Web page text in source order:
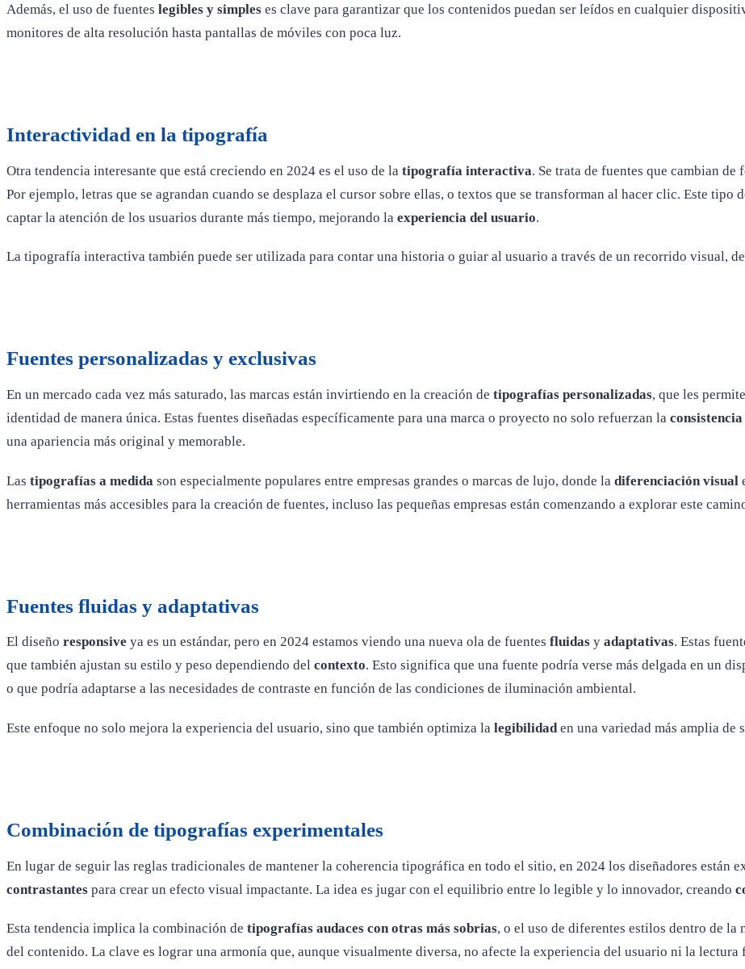
Además, el uso de fuentes legibles y simples es clave para garantizar que los contenidos puedan ser leídos en cualquier
monitores de alta resolución hasta pantallas de móviles con poca luz.
Interactividad en la tipografía
Otra tendencia interesante que está creciendo en 2024 es el uso de la tipografía interactiva. Se trata de fuentes que cambian
Por ejemplo, letras que se agrandan cuando se desplaza el cursor sobre ellas, o textos que se transforman al hacer clic. Este tipo
captar la atención de los usuarios durante más tiempo, mejorando la experiencia del usuario.
La tipografía interactiva también puede ser utilizada para contar una historia o guiar al usuario a través de un recorrido visual,
Fuentes personalizadas y exclusivas
En un mercado cada vez más saturado, las marcas están invirtiendo en la creación de tipografías personalizadas, que les
identidad de manera única. Estas fuentes diseñadas específicamente para una marca o proyecto no solo refuerzan la
una apariencia más original y memorable.
Las tipografías a medida son especialmente populares entre empresas grandes o marcas de lujo, donde la diferenciación visual
herramientas más accesibles para la creación de fuentes, incluso las pequeñas empresas están comenzando a explorar este
Fuentes fluidas y adaptativas
El diseño responsive ya es un estándar, pero en 2024 estamos viendo una nueva ola de fuentes fluidas y adaptativas. Estas
que también ajustan su estilo y peso dependiendo del contexto. Esto significa que una fuente podría verse más delgada en un
o que podría adaptarse a las necesidades de contraste en función de las condiciones de iluminación ambiental.
Este enfoque no solo mejora la experiencia del usuario, sino que también optimiza la legibilidaden una variedad más amplia de
Combinación de tipografías experimentales
En lugar de seguir las reglas tradicionales de mantener la coherencia tipográfica en todo el sitio, en 2024 los diseñadores están
contrastantes para crear un efecto visual impactante. La idea es jugar con el equilibrio entre lo legible y lo innovador, creando
Esta tendencia implica la combinación de tipografías audaces con otras más sobrias, o el uso de diferentes estilos dentro de
del contenido. La clave es lograr una armonía que, aunque visualmente diversa, no afecte la experiencia del usuario ni la lectura